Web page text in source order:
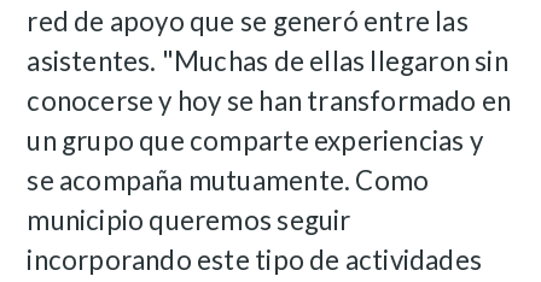
red de apoyo que se generó entre las
asistentes. "Muchas de ellas llegaron sin
conocerse y hoy se han transformado en
un grupo que comparte experiencias y
se acompaña mutuamente. Como
municipio queremos seguir
incorporando este tipo de actividades